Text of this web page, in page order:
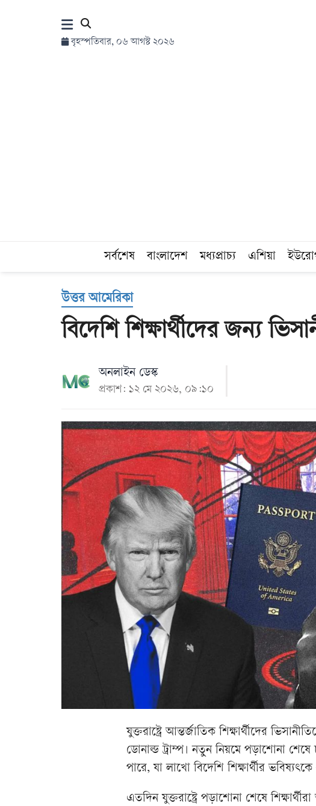
বৃহস্পতিবার, ০৬ আগস্ট ২০২৬
সর্বশেষ বাংলাদেশ মধ্যপ্রাচ্য এশিয়া
উত্তর আমেরিকা
বিদেশি শিক্ষার্থীদের জন্য
অনলাইন ডেস্ক
প্রকাশ: ১২ মে ২০২৬, ০৯:১০
যুক্তরাষ্ট্রে আন্তর্জাতিক শিক্ষার্থীদের
ডোনাল্ড ট্রাম্প। নতুন নিয়মে পড়াশোনা
পারে, যা লাখো বিদেশি শিক্ষার্থীর
এতদিন যুক্তরাষ্ট্রে পড়াশোনা শেষে